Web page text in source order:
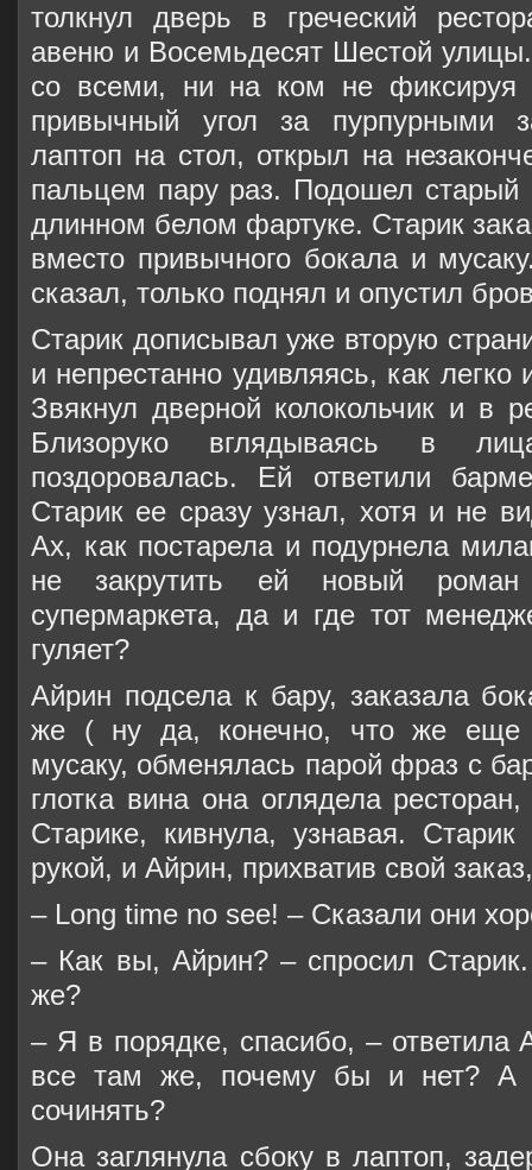
толкнул дверь в греческий
авеню и Восемьдесят Шестой
со всеми, ни на ком не фиксируя
привычный угол за пурпурными
лаптоп на стол, открыл на
пальцем пару раз. Подошел
длинном белом фартуке. Старик
вместо привычного бокала и
сказал, только поднял и опустил
Старик дописывал уже вторую
и непрестанно удивляясь, как легко
Звякнул дверной колокольчик и в
Близоруко вглядываясь в
поздоровалась. Ей ответили
Старик ее сразу узнал, хотя и не
Ах, как постарела и подурнела
не закрутить ей новый
супермаркета, да и где тот
гуляет?
Айрин подсела к бару, заказала
же ( ну да, конечно, что же еще
мусаку, обменялась парой фраз с
глотка вина она оглядела
Старике, кивнула, узнавая.
рукой, и Айрин, прихватив свой
– Long time no see! – Сказали они
– Как вы, Айрин? – спросил
же?
– Я в порядке, спасибо, –
все там же, почему бы и нет? А
сочинять?
Она заглянула сбоку в лаптоп,